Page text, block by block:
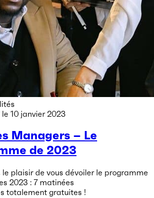
le 10 janvier 2023
Managers – Le
de 2023
le plaisir de vous dévoiler le programme
2023 : 7 matinées
totalement gratuites !